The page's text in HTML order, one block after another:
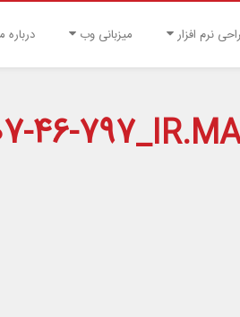
نرم افزار میزبانی وب درباره
46-